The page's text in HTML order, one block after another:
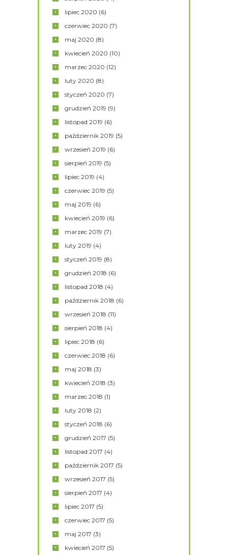
lipiec2020 (6)
czerwiec2020 (7)
maj2020 (8)
kwiecień2020 (10)
marzec2020 (12)
luty2020 (8)
styczeń2020 (7)
grudzień2019 (9)
listopad2019 (6)
październik2019 (5)
wrzesień2019 (6)
sierpień2019 (5)
lipiec2019 (4)
czerwiec2019 (5)
maj2019 (6)
kwiecień2019 (6)
marzec2019 (7)
luty2019 (4)
styczeń2019 (8)
grudzień2018 (6)
listopad2018 (4)
październik2018 (6)
wrzesień2018 (11)
sierpień2018 (4)
lipiec2018 (6)
czerwiec2018 (6)
maj2018 (3)
kwiecień2018 (3)
marzec2018 (1)
luty2018 (2)
styczeń2018 (6)
grudzień2017 (5)
listopad2017 (4)
październik2017 (5)
wrzesień2017 (5)
sierpień2017 (4)
lipiec2017 (5)
czerwiec2017 (5)
maj2017 (3)
kwiecień2017 (5)